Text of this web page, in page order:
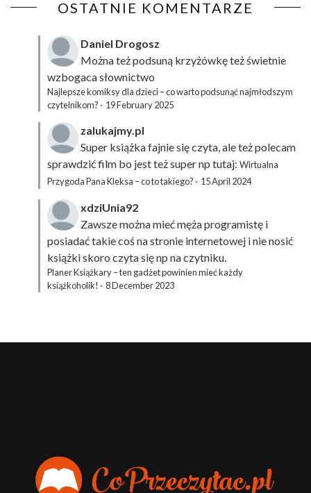
OSTATNIE KOMENTARZE
Daniel Drogosz
Można też podsuną krzyżówkęteż świetnie
wzbogaca słownictwo
Najlepsze komiksy dla dzieci – co warto podsunąć najmłodszym
czytelnikom? · 19 February 2025
zalukajmy.pl
Super książka fajnie się czyta, ale też polecam
sprawdzić film bo jest też super np tutaj: Wirtualna
Przygoda Pana Kleksa – co to takiego? · 15 April 2024
xdziUnia92
Zawsze można mieć męża programistę i
posiadać takie coś na stronie internetowej i nie nosić
książki skoro czyta się np na czytniku.
Planer Książkary – ten gadżet powinien mieć każdy
książkoholik! · 8 December 2023